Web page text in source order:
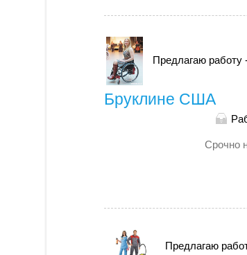
Предлагаю работу
Бруклине США
Срочно
Предлагаю